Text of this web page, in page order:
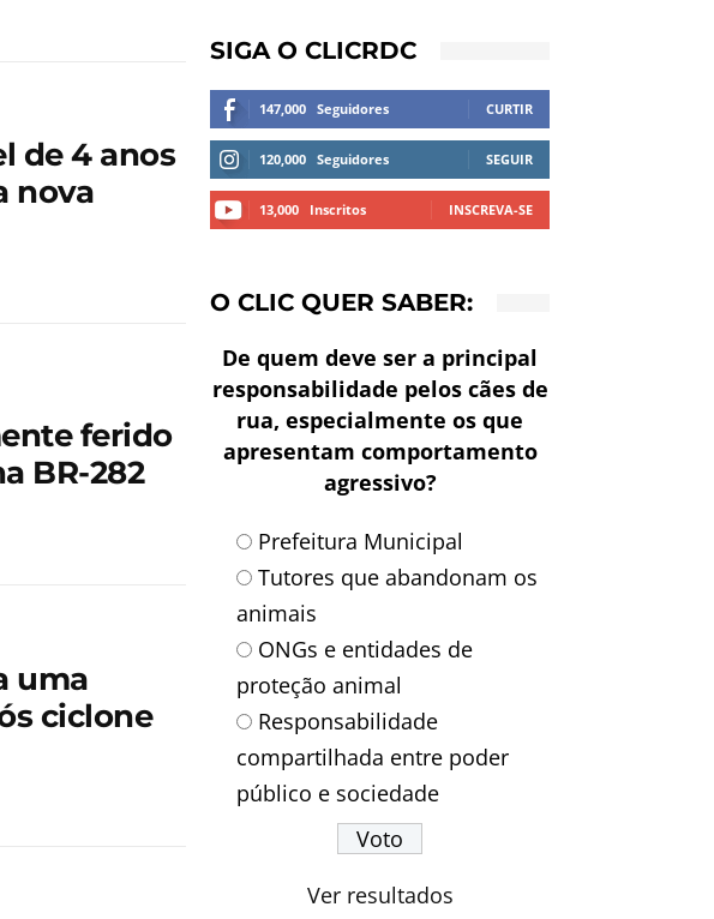
de 4 anos
nova
ferido
BR-282
uma
ciclone
SIGA O CLICRDC
147,000 Seguidores CURTIR
120,000 Seguidores SEGUIR
13,000 Inscritos INSCREVA-SE
O CLIC QUER SABER:
De quem deve ser a principal
responsabilidade pelos cães de
rua, especialmente os que
apresentam comportamento
agressivo?
Prefeitura Municipal
Tutores que abandonam os
animais
ONGs e entidades de
proteção animal
Responsabilidade
compartilhada entre poder
público e sociedade
Ver resultados